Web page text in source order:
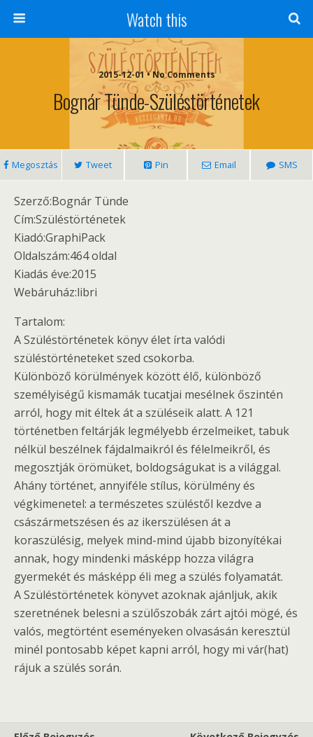
Watch this
2015-12-01 • No Comments
Bognár Tünde-Szüléstörténetek
Megosztás Tweet Pin Email SMS
Szerző:Bognár Tünde
Cím:Szüléstörténetek
Kiadó:GraphiPack
Oldalszám:464 oldal
Kiadás éve:2015
Webáruház:libri
Tartalom:
A Szüléstörténetek könyv élet írta valódi
szüléstörténeteket szed csokorba.
Különböző körülmények között élő, különböző
személyiségű kismamák tucatjai mesélnek őszintén
arról, hogy mit éltek át a szüléseik alatt. A 121
történetben feltárják legmélyebb érzelmeiket, tabuk
nélkül beszélnek fájdalmaikról és félelmeikről, és
megosztják örömüket, boldogságukat is a világgal.
Ahány történet, annyiféle stílus, körülmény és
végkimenetel: a természetes szüléstől kezdve a
császármetszésen és az ikerszülésen át a
koraszülésig, melyek mind-mind újabb bizonyítékai
annak, hogy mindenki másképp hozza világra
gyermekét és másképp éli meg a szülés folyamatát.
A Szüléstörténetek könyvet azoknak ajánljuk, akik
szeretnének belesni a szülőszobák zárt ajtói mögé, és
valós, megtörtént eseményeken olvasásán keresztül
minél pontosabb képet kapni arról, hogy mi vár(hat)
rájuk a szülés során.